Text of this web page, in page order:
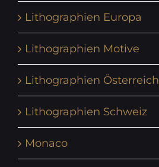
Lithographien Europa
Lithographien Motive
Lithographien Österreich
Lithographien Schweiz
Monaco